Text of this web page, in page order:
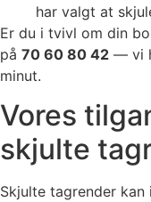
har valgt at
Er du i tvivl om din
på 70 60 80 42 — vi
minut.
Vores
skjulte
Skjulte tagrender